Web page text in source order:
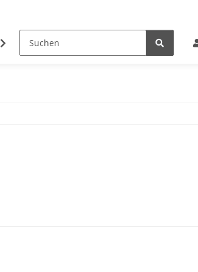
LED Gewerbe/Industrie Hallenbeleuchtung